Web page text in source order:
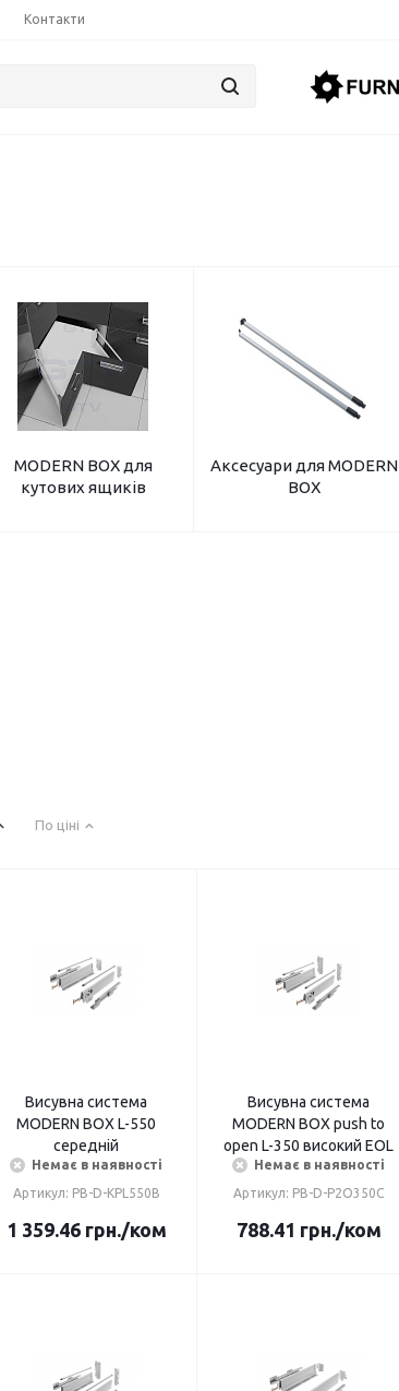
Контакти
MODERN BOX для
кутових ящиків
Аксесуари для МODERN
BOX
По ціні
Висувна система
MODERN BOX L-550
середній
Немає в наявності
Артикул: PB-D-KPL550B
1 359.46грн./ком
Висувна система
MODERN BOX push to
open L-350 високий EOL
Немає в наявності
Артикул: PB-D-P2O350C
788.41 грн./ком